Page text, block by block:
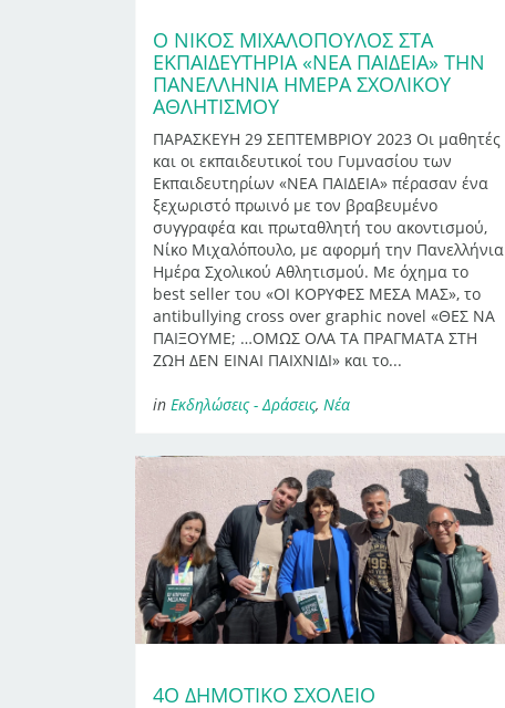
Ο ΝΊΚΟΣ ΜΙΧΑΛΌΠΟΥΛΟΣ ΣΤΑ
ΕΚΠΑΙΔΕΥΤΉΡΙΑ «ΝΈΑ ΠΑΙΔΕΊΑ» ΤΗΝ
ΠΑΝΕΛΛΉΝΙΑ ΗΜΈΡΑ ΣΧΟΛΙΚΟΎ
ΑΘΛΗΤΙΣΜΟΎ
ΠΑΡΑΣΚΕΥΗ 29 ΣΕΠΤΕΜΒΡΙΟΥ 2023 Οι μαθητές
και οι εκπαιδευτικοί του Γυμνασίου των
Εκπαιδευτηρίων «ΝΕΑ ΠΑΙΔΕΙΑ» πέρασαν ένα
ξεχωριστό πρωινό με τον βραβευμένο
συγγραφέα και πρωταθλητή του ακοντισμού,
Νίκο Μιχαλόπουλο, με αφορμή την Πανελλήνια
Ημέρα Σχολικού Αθλητισμού. Με όχημα το
best seller του «ΟΙ ΚΟΡΥΦΕΣ ΜΕΣΑ ΜΑΣ», το
antibullying cross over graphic novel «ΘΕΣ ΝΑ
ΠΑΙΞΟΥΜΕ; …ΟΜΩΣ ΟΛΑ ΤΑ ΠΡΑΓΜΑΤΑ ΣΤΗ
ΖΩΗ ΔΕΝ ΕΙΝΑΙ ΠΑΙΧΝΙΔΙ» και το...
in Εκδηλώσεις - Δράσεις, Νέα
4Ο ΔΗΜΟΤΙΚΌ ΣΧΟΛΕΊΟ